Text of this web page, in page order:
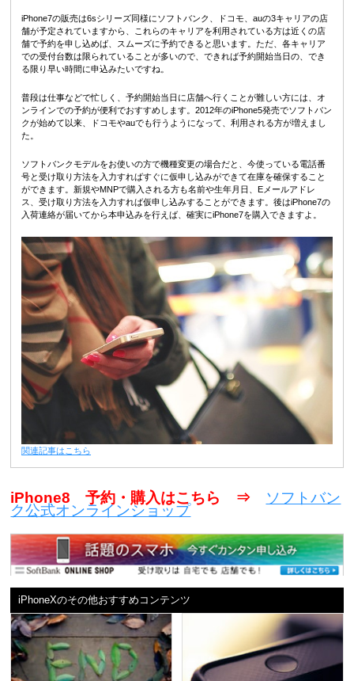
iPhone7の販売は6sシリーズ同様にソフトバンク、ドコモ、auの3キャリアの店
舗が予定されていますから、これらのキャリアを利用されている方は近くの店
舗で予約を申し込めば、スムーズに予約できると思います。ただ、各キャリア
での受付台数は限られていることが多いので、できれば予約開始当日の、でき
る限り早い時間に申込みたいですね。
普段は仕事などで忙しく、予約開始当日に店舗へ行くことが難しい方には、オ
ンラインでの予約が便利でおすすめします。2012年のiPhone5発売でソフトバン
クが始めて以来、ドコモやauでも行うようになって、利用される方が増えまし
た。
ソフトバンクモデルをお使いの方で機種変更の場合だと、今使っている電話番
号と受け取り方法を入力すればすぐに仮申し込みができて在庫を確保すること
ができます。新規やMNPで購入される方も名前や生年月日、Eメールアドレ
ス、受け取り方法を入力すれば仮申し込みすることができます。後はiPhone7の
入荷連絡が届いてから本申込みを行えば、確実にiPhone7を購入できますよ。
関連記事はこちら
iPhone8 予約・購入はこちら ⇒ ソフトバン
ク公式オンラインショップ
iPhoneXのその他おすすめコンテンツ